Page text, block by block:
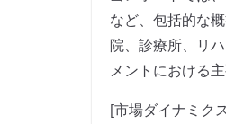
など、包括的な
院、診療所、リ
メントにおける
[市場ダイナミク